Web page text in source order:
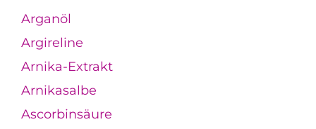
Arganöl
Argireline
Arnika-Extrakt
Arnikasalbe
Ascorbinsäure